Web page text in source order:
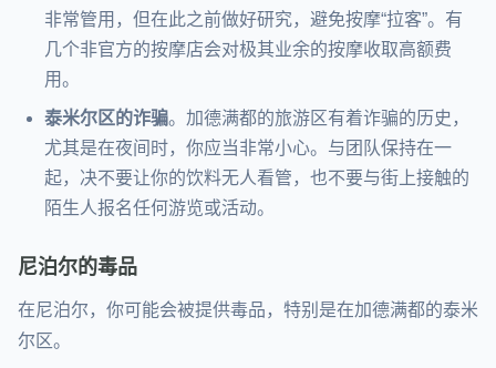
非常管用，但在此之前做好研究，避免按摩“拉客”。有
几个非官方的按摩店会对极其业余的按摩收取高额费
用。
泰米尔区的诈骗。加德满都的旅游区有着诈骗的历史，
尤其是在夜间时，你应当非常小心。与团队保持在一
起，决不要让你的饮料无人看管，也不要与街上接触的
陌生人报名任何游览或活动。
尼泊尔的毒品
在尼泊尔，你可能会被提供毒品，特别是在加德满都的泰米
尔区。